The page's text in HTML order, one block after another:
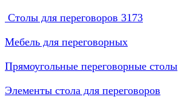
Столы для переговоров 3173
Мебель для переговорных
Прямоугольные переговорные столы
Элементы стола для переговоров